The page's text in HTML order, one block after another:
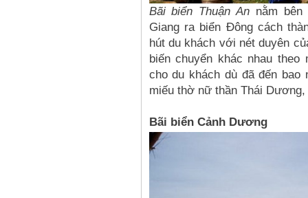
Bãi biển Thuận Annằm bên
Giang ra biển Đông cách
hút du khách với nét duyên
biến chuyển khác nhau
cho du khách dù đã đến bao
miếu thờ nữ thần Thái
Bãi biển Cảnh Dương